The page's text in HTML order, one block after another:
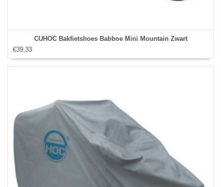
CUHOC Bakfietshoes Babboe Mini Mountain Zwart
€39,33